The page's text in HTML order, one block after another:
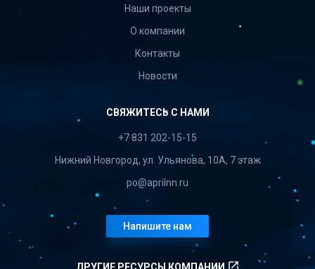
Наши проекты
О компании
Контакты
Новости
СВЯЖИТЕСЬ С НАМИ
+7 831 202-15-15
Нижний Новгород, ул. Ульянова, 10А, 7 этаж
po@aprilnn.ru
Напишите нам
launch